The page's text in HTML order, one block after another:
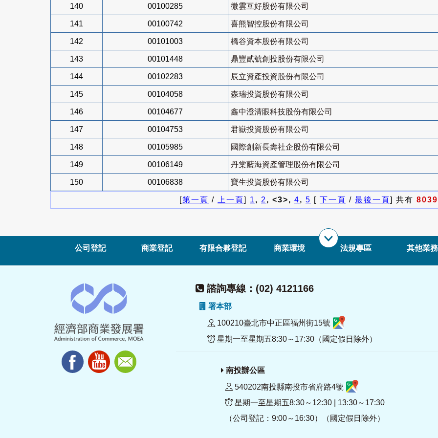
140 00100285 微雲互好股份有限公司
141 00100742 喜熊智控股份有限公司
142 00101003 橋谷資本股份有限公司
143 00101448 鼎豐貳號創投股份有限公司
144 00102283 辰立資產投資股份有限公司
145 00104058 森瑞投資股份有限公司
146 00104677 鑫中澄清眼科技股份有限公司
147 00104753 君嶽投資股份有限公司
148 00105985 國際創新長壽社企股份有限公司
149 00106149 丹棠藍海資產管理股份有限公司
150 00106838 寶生投資股份有限公司
[第一頁 / 上一頁] 1, 2, <3>, 4, 5 [ 下一頁 / 最後一頁] 共有 8039
公司登記 商業登記 有限合夥登記 商業環境 法規專區 其他業務
諮詢專線：(02) 4121166
署本部
100210臺北市中正區福州街15號
星期一至星期五8:30～17:30（國定假日除外）
南投辦公區
540202南投縣南投市省府路4號
星期一至星期五8:30～12:30 | 13:30～17:30
（公司登記：9:00～16:30）（國定假日除外）